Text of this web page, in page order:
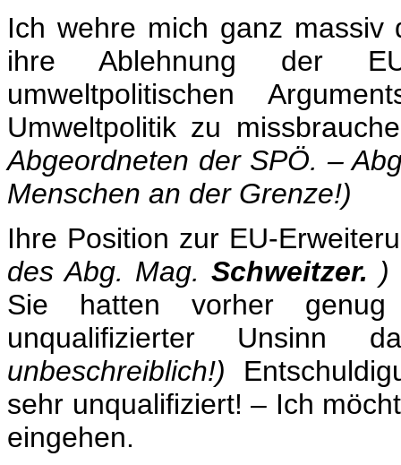
Ich wehre mich ganz massiv
ihre Ablehnung der
umweltpolitischen
Umweltpolitik zu
Abgeordneten der SPÖ. –
Menschen an der Grenze!)
Ihre Position zur EU-
des Abg. Mag. Schweitzer. )
Sie hatten vorher
unqualifizierter Unsinn
unbeschreiblich!)
sehr unqualifiziert! – Ich
eingehen.